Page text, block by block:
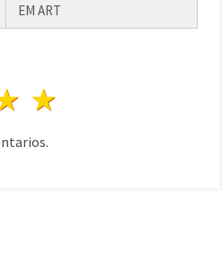
EM ART
4 estrellas
estrellas